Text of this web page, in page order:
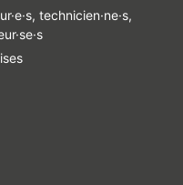
technicien·ne·s,